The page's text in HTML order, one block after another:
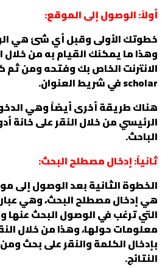
أولاً: الوصول إلى الموقع:
خطوتك الأولى وقبل أي شئ هي
وهذا ما يمكنك القيام به من
scholar في شريط العنوان.
هناك طريقة أخرى أيضاً وهي
الرئيسي من خلال النقر على خانة
الباحث.
ثانياً: إدخال مصطلح البحث:
الخطوة الثانية بعد الوصول إلى
هي إدخال مصطلح البحث، وهي
التي ترغب في الوصول البحث عنها
معلومات حولها، وهذا من خلال
بإدخال الكلمة والنقر على بحث
النتائج.